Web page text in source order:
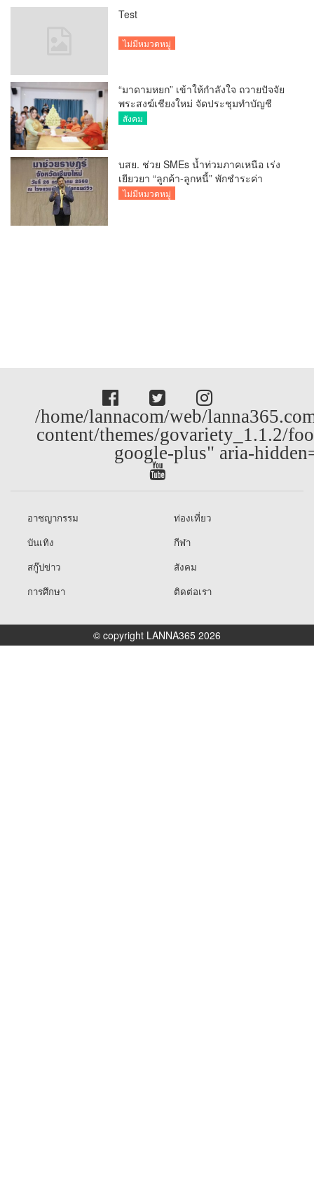
Test
ไม่มีหมวดหมู่
“มาดามหยก” เข้าให้กำลังใจ ถวายปัจจัย
พระสงฆ์เชียงใหม่ จัดประชุมทำบัญชี
รายรับรายจ่ายของวัด กว่า 300 รูป ที่วัด
สังคม
บสย. ช่วย SMEs น้ำท่วมภาคเหนือ เร่ง
เยียวยา “ลูกค้า-ลูกหนี้” พักชำระค่า
ธรรมเนียม-ค่างวด
ไม่มีหมวดหมู่
/home/lannacom/web/
content/themes/govariety_1.1.2/
google-plus" aria-
อาชญากรรม
ท่องเที่ยว
บันเทิง
กีฬา
สกู๊ปข่าว
สังคม
การศึกษา
ติดต่อเรา
© copyright LANNA365 2026